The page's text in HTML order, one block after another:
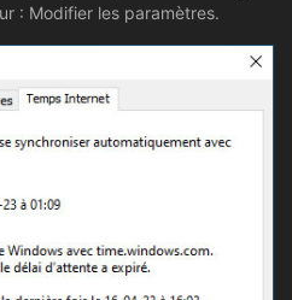
: Modifier les paramètres.